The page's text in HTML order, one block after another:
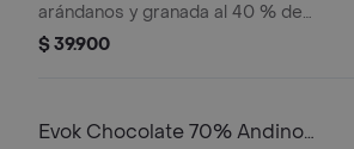
arándanos y granada al 40 % de
cacao por 100 gramos
$ 39.900
Evok Chocolate 70% Andino